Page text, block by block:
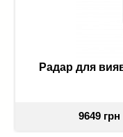
Радар для
9649 грн